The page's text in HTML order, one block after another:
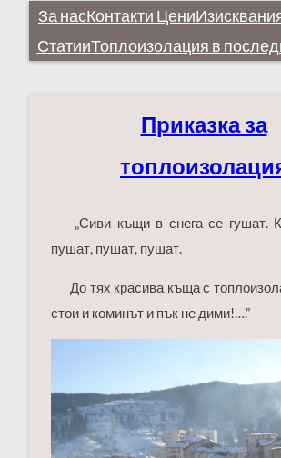
За насКонтакти Цени
СтатииТоплоизолация в
Приказка за
„Сиви къщи в снега се гушат.
пушат, пушат, пушат.
До тях красива къща с
стои и коминът и пък не дими!….”